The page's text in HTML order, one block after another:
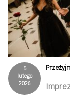
5
lutego
2026